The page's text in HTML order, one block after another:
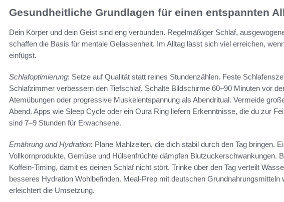
Gesundheitliche Grundlagen für einen entspannten
Dein Körper und dein Geist sind eng verbunden. Regelmäßiger Schlaf,
schaffen die Basis für mentale Gelassenheit. Im Alltag lässt sich viel erreichen,
einfügst.
Schlafoptimierung: Setze auf Qualität statt reines Stundenzählen. Feste
Schlafzimmer verbessern den Tiefschlaf. Schalte Bildschirme 60–90 Minuten vor
Atemübungen oder progressive Muskelentspannung als Abendritual. Vermeide
Abend. Apps wie Sleep Cycle oder ein Oura Ring liefern Erkenntnisse, die du zur
sind 7–9 Stunden für Erwachsene.
Ernährung und Hydration: Plane Mahlzeiten, die dich stabil durch den Tag bringen.
Vollkornprodukte, Gemüse und Hülsenfrüchte dämpfen Blutzuckerschwankungen.
Koffein-Timing, damit es deinen Schlaf nicht stört. Trinke über den Tag verteilt
besseres Hydration Wohlbefinden. Meal-Prep mit deutschen Grundnahrungsmitteln
erleichtert die Umsetzung.